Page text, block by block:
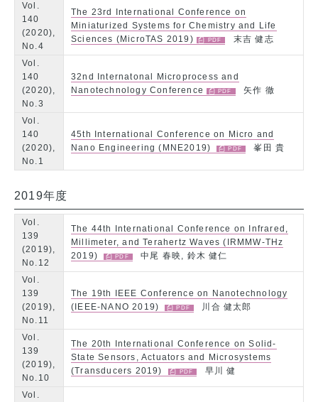
Vol.
140
(2020),
No.4
The 23rd International Conference on
Miniaturized Systems for Chemistry and Life
Sciences (MicroTAS 2019)
末吉 健志
Vol.
140
(2020),
No.3
32nd Internatonal Microprocess and
Nanotechnology Conference
矢作 徹
Vol.
140
(2020),
No.1
45th International Conference on Micro and
Nano Engineering (MNE2019)
峯田 貴
2019年度
Vol.
139
(2019),
No.12
The 44th International Conference on Infrared,
Millimeter, and Terahertz Waves (IRMMW-THz
2019)
中尾 春映, 鈴木 健仁
Vol.
139
(2019),
No.11
The 19th IEEE Conference on Nanotechnology
(IEEE-NANO 2019)
川合 健太郎
Vol.
139
(2019),
No.10
The 20th International Conference on Solid-
State Sensors, Actuators and Microsystems
(Transducers 2019)
早川 健
Vol.